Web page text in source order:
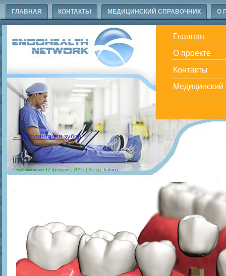
ГЛАВНАЯ КОНТАКТЫ МЕДИЦИНСКИЙ СПРАВОЧНИК О
Главная
О проекте
Контакты
Медицинский
←Имплантация зубов
imp
Опубликовано 12 февраля, 2015|Автор: katrina